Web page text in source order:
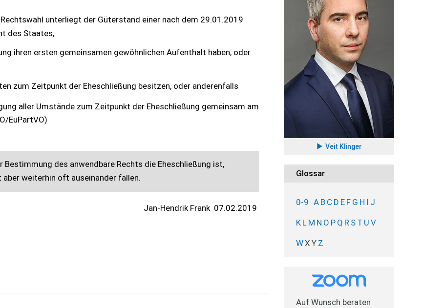
unterliegt der Güterstand einer nach dem 29.01.2019
des Staates,
ihren ersten gemeinsamen gewöhnlichen Aufenthalt haben, oder
zum Zeitpunkt der Eheschließung besitzen, oder anderenfalls
aller Umstände zum Zeitpunkt der Eheschließung gemeinsam am
EuPartVO)
Bestimmung des anwendbare Rechts die Eheschließung ist,
weiterhin oft auseinander fallen.
Jan-Hendrik Frank 07.02.2019
Veit Klinger
Glossar
0-9 A B C D E F G H I J
K L M N O P Q R S T U V
WX Y Z
Auf Wunsch beraten